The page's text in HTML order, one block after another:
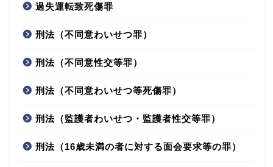
過失運転致死傷罪
刑法（不同意わいせつ罪）
刑法（不同意性交等罪）
刑法（不同意わいせつ等死傷罪）
刑法（監護者わいせつ・監護者性交等罪）
刑法（16歳未満の者に対する面会要求等の罪）